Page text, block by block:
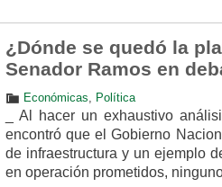
¿Dónde se quedó la
Senador Ramos en
Económicas Política
_ Al hacer un exhaustivo
encontró que el Gobierno
de infraestructura y un ejemplo
en operación prometidos,